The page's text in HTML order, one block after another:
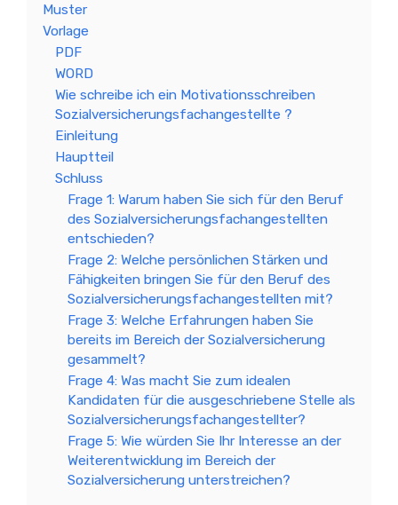
Muster
Vorlage
PDF
WORD
Wie schreibe ich ein Motivationsschreiben
Sozialversicherungsfachangestellte ?
Einleitung
Hauptteil
Schluss
Frage 1: Warum haben Sie sich für den Beruf
des Sozialversicherungsfachangestellten
entschieden?
Frage 2: Welche persönlichen Stärken und
Fähigkeiten bringen Sie für den Beruf des
Sozialversicherungsfachangestellten mit?
Frage 3: Welche Erfahrungen haben Sie
bereits im Bereich der Sozialversicherung
gesammelt?
Frage 4: Was macht Sie zum idealen
Kandidaten für die ausgeschriebene Stelle als
Sozialversicherungsfachangestellter?
Frage 5: Wie würden Sie Ihr Interesse an der
Weiterentwicklung im Bereich der
Sozialversicherung unterstreichen?